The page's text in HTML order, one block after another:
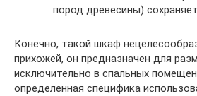
пород древесины)
Конечно, такой шкаф
прихожей, он предназначен для
исключительно в спальных
определенная специфика